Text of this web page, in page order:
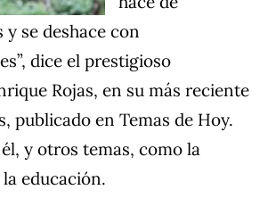
se deshace con
dice el prestigioso
Rojas, en su más reciente
publicado en Temas de Hoy.
y otros temas, como la
educación.